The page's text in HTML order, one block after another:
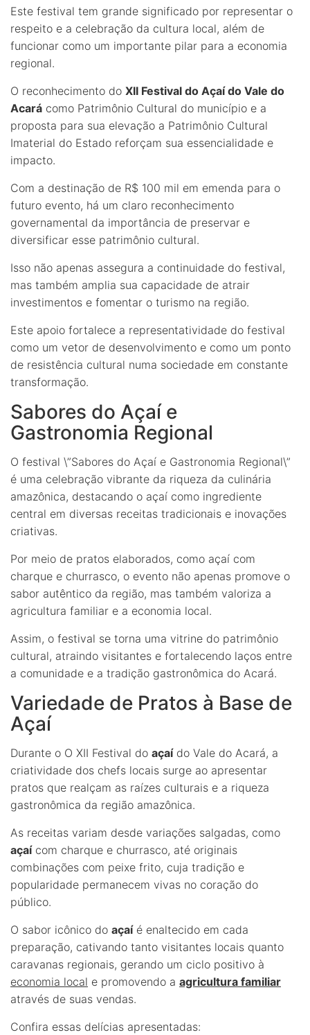
Este festival tem grande significado por representar o
respeito e a celebração da cultura local, além de
funcionar como um importante pilar para a economia
regional.
O reconhecimento do XII Festival do Açaí do Vale do
Acará como Patrimônio Cultural do município e a
proposta para sua elevação a Patrimônio Cultural
Imaterial do Estado reforçam sua essencialidade e
impacto.
Com a destinação de R$ 100 mil em emenda para o
futuro evento, há um claro reconhecimento
governamental da importância de preservar e
diversificar esse patrimônio cultural.
Isso não apenas assegura a continuidade do festival,
mas também amplia sua capacidade de atrair
investimentos e fomentar o turismo na região.
Este apoio fortalece a representatividade do festival
como um vetor de desenvolvimento e como um ponto
de resistência cultural numa sociedade em constante
transformação.
Sabores do Açaí e
Gastronomia Regional
O festival \”Sabores do Açaí e Gastronomia Regional\”
é uma celebração vibrante da riqueza da culinária
amazônica, destacando o açaí como ingrediente
central em diversas receitas tradicionais e inovações
criativas.
Por meio de pratos elaborados, como açaí com
charque e churrasco, o evento não apenas promove o
sabor autêntico da região, mas também valoriza a
agricultura familiar e a economia local.
Assim, o festival se torna uma vitrine do patrimônio
cultural, atraindo visitantes e fortalecendo laços entre
a comunidade e a tradição gastronômica do Acará.
Variedade de Pratos à Base de
Açaí
Durante o O XII Festival do açaído Vale do Acará, a
criatividade dos chefs locais surge ao apresentar
pratos que realçam as raízes culturais e a riqueza
gastronômica da região amazônica.
As receitas variam desde variações salgadas, como
açaícom charque e churrasco, até originais
combinações com peixe frito, cuja tradição e
popularidade permanecem vivas no coração do
público.
O sabor icônico do açaíé enaltecido em cada
preparação, cativando tanto visitantes locais quanto
caravanas regionais, gerando um ciclo positivo à
economia local e promovendo a agricultura familiar
através de suas vendas.
Confira essas delícias apresentadas: